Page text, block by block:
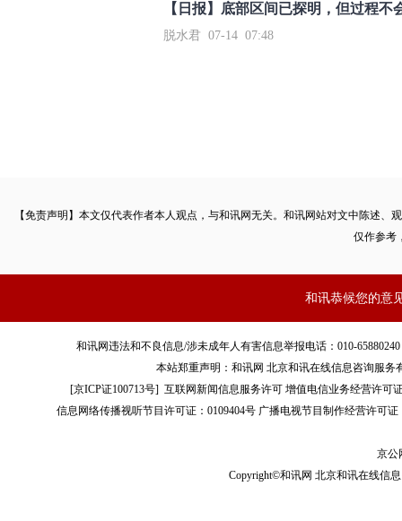
【日报】底部区间已探明，但过程不
脱水君 07-14 07:48
【免责声明】本文仅代表作者本人观点，与和讯网无关。和讯网站对文中陈述
仅作参考
和讯恭候您的意
和讯网违法和不良信息/涉未成年人有害信息举报电话：010-
本站郑重声明：和讯网 北京和讯在线信息咨询服
[京ICP证100713号]互联网新闻信息服务许可 增值电信业务经营许可
信息网络传播视听节目许可证：0109404号 广播电视节目制作经营许可证
京公
Copyright©和讯网 北京和讯在线信